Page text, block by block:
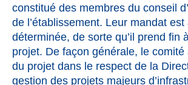
constitué des membres du conseil
de l’établissement. Leur mandat est
déterminée, de sorte qu’il prend fin
projet. De façon générale, le comité
du projet dans le respect de la
gestion des projets majeurs